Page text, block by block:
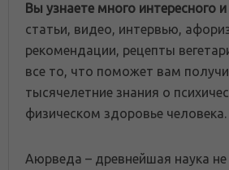
Вы узнаете много интересного
статьи, видео, интервью,
рекомендации, рецепты
все то, что поможет вам
тысячелетние знания о
физическом здоровье человека.
Аюрведа – древнейшая наука